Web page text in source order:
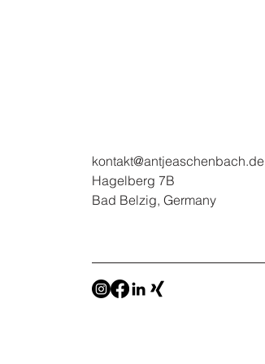
kontakt@antjeaschenbach.de
Hagelberg 7B
Bad Belzig, Germany